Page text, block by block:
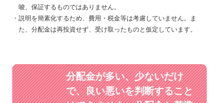
唆、保証するものではありません。
・説明を簡素化するため、費用・税金等は考慮していません。ま
た、分配金は再投資せず、受け取ったものと仮定しています。
分配金が多い、少ないだけ
で、良い悪いを判断すること